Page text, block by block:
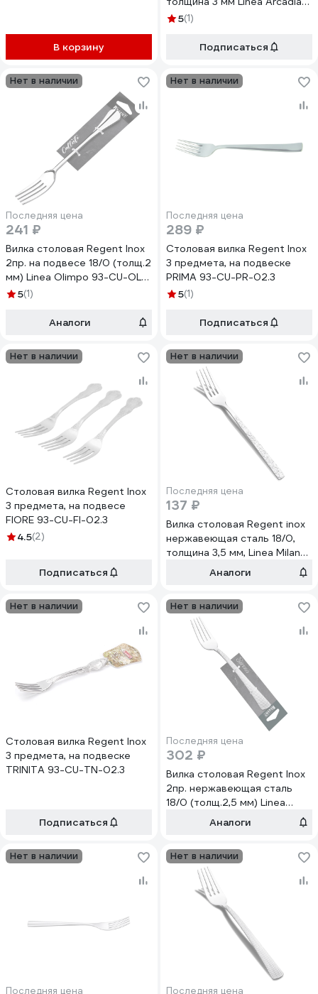
В корзину
12 пр 93-CU-AD-02
5(1)
Подписаться
Нет в наличии
Последняя цена
241 ₽
Вилка столовая Regent Inox
2пр. на подвесе 18/0 (толщ.2
мм) Linea Olimpo 93-CU-OL-
02.2
5(1)
Аналоги
Нет в наличии
Последняя цена
289 ₽
Столовая вилка Regent Inox
3 предмета, на подвеске
PRIMA 93-CU-PR-02.3
5(1)
Подписаться
Нет в наличии
Столовая вилка Regent Inox
3 предмета, на подвесе
FIORE 93-CU-FI-02.3
4.5(2)
Подписаться
Нет в наличии
Последняя цена
137 ₽
Вилка столовая Regent inox
нержавеющая сталь 18/0,
толщина 3,5 мм, Linea Milano
93-CU-MI-02Аналоги
Нет в наличии
Столовая вилка Regent Inox
3 предмета, на подвеске
TRINITA 93-CU-TN-02.3
Подписаться
Нет в наличии
Последняя цена
302 ₽
Вилка столовая Regent Inox
2пр. нержавеющая сталь
18/0 (толщ.2,5 мм) Linea
Sirena 93-CU-SI-02.2
Аналоги
Нет в наличии
Последняя цена
Нет в наличии
Последняя цена